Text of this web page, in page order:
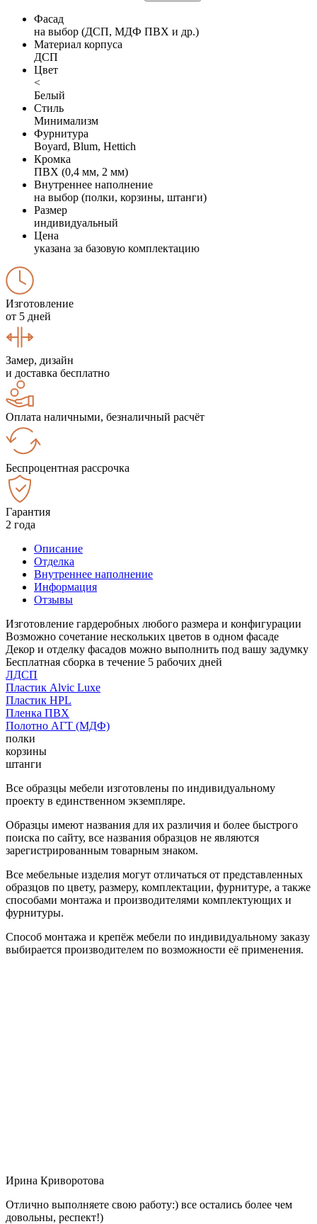
Фасад
на выбор (ДСП, МДФ ПВХ и др.)
Материал корпуса
ДСП
Цвет
<
Белый
Стиль
Минимализм
Фурнитура
Boyard, Blum, Hettich
Кромка
ПВХ (0,4 мм, 2 мм)
Внутреннее наполнение
на выбор (полки, корзины, штанги)
Размер
индивидуальный
Цена
указана за базовую комплектацию
Изготовление
от 5 дней
Замер, дизайн
и доставка бесплатно
Оплата наличными, безналичный расчёт
Беспроцентная рассрочка
Гарантия
2 года
Описание
Отделка
Внутреннее наполнение
Информация
Отзывы
Изготовление гардеробных любого размера и конфигурации
Возможно сочетание нескольких цветов в одном фасаде
Декор и отделку фасадов можно выполнить под вашу задумку
Бесплатная сборка в течение 5 рабочих дней
ЛДСП
Пластик Alvic Luxe
Пластик HPL
Пленка ПВХ
Полотно АГТ (МДФ)
полки
корзины
штанги
Все образцы мебели изготовлены по индивидуальному
проекту в единственном экземпляре.
Образцы имеют названия для их различия и более быстрого
поиска по сайту, все названия образцов не являются
зарегистрированным товарным знаком.
Все мебельные изделия могут отличаться от представленных
образцов по цвету, размеру, комплектации, фурнитуре, а также
способами монтажа и производителями комплектующих и
фурнитуры.
Способ монтажа и крепёж мебели по индивидуальному заказу
выбирается производителем по возможности её применения.
Ирина Криворотова
Отлично выполняете свою работу:) все остались более чем
довольны, респект!)